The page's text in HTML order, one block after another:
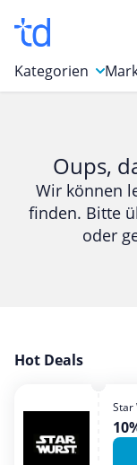
Kategorien
Bücher &
Computer &
Entertainment &
Garten, Haushalt
Mobilfunk &
Mode &
Oups,
Wir können
finden. Bitte
oder
Hot Deals
Star